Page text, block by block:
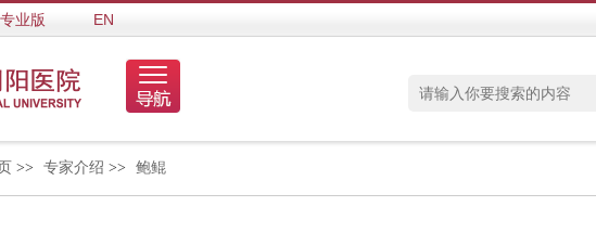
专业版 EN
>> 专家介绍 >> 鲍鲲